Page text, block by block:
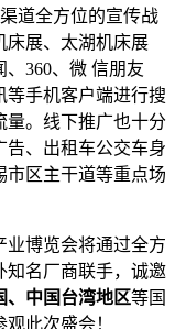
道全方位的宣传战
床展、太湖机床展
360、微 信朋友
等手机客户端进行搜
量。线下推广也十分
告、出租车公交车身
市区主干道等重点场
业博览会将通过全方
知名厂商联手，诚邀
、中国台湾地区等国
此次盛会！